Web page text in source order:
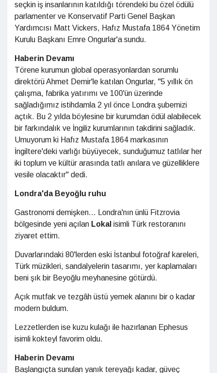
seçkin iş insanlarının katıldığı törendeki bu özel ödülü
parlamenter ve Konservatif Parti Genel Başkan
Yardımcısı Matt Vickers, Hafız Mustafa 1864 Yönetim
Kurulu Başkanı Emre Ongurlar'a sundu.
Haberin Devamı
Törene kurumun global operasyonlardan sorumlu
direktörü Ahmet Demir'le katılan Ongurlar, "5 yıllık ön
çalışma, fabrika yatırımı ve 100'ün üzerinde
sağladığımız istihdamla 2 yıl önce Londra şubemizi
açtık. Bu 2 yılda böylesine bir kurumdan ödül alabilecek
bir farkındalık ve İngiliz kurumlarının takdirini sağladık.
Umuyorum ki Hafız Mustafa 1864 markasının
İngiltere'deki varlığı büyüyecek, sunduğumuz tatlılar her
iki toplum ve kültür arasında tatlı anılara ve güzelliklere
vesile olacaktır" dedi.
Londra'da Beyoğlu ruhu
Gastronomi demişken... Londra'nın ünlü Fitzrovia
bölgesinde yeni açılan Lokal isimli Türk restoranını
ziyaret ettim.
Duvarlarındaki 80'lerden eski İstanbul fotoğraf kareleri,
Türk müzikleri, sandalyelerin tasarımı, yer kaplamaları
beni şık bir Beyoğlu meyhanesine götürdü.
Açık mutfak ve tezgâh üstü yemek alanını bir o kadar
modern buldum.
Lezzetlerden ise kuzu kulağı ile hazırlanan Ephesus
isimli kokteyl favorim oldu.
Haberin Devamı
Başlangıçta sunulan yanık tereyağı kadar, güveç